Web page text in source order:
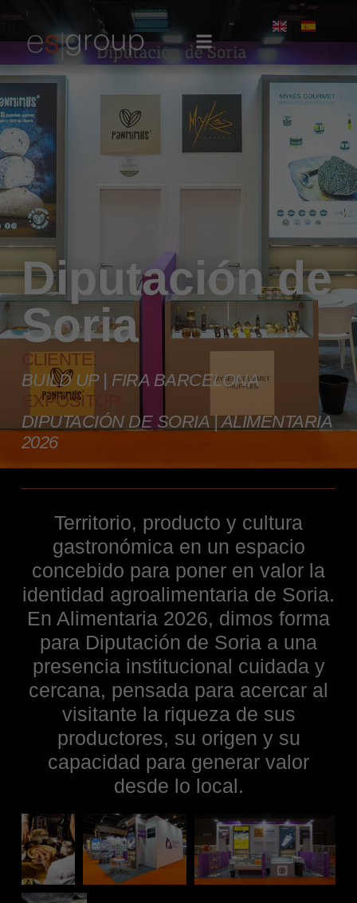
Diputación de
Soria
CLIENTE:
BUILD UP | FIRA BARCELONA
EXPOSITOR:
DIPUTACIÓN DE SORIA | ALIMENTARIA
2026
Territorio, producto y cultura
gastronómica en un espacio
concebido para poner en valor la
identidad agroalimentaria de Soria.
En Alimentaria 2026, dimos forma
para Diputación de Soria a una
presencia institucional cuidada y
cercana, pensada para acercar al
visitante la riqueza de sus
productores, su origen y su
capacidad para generar valor
desde lo local.